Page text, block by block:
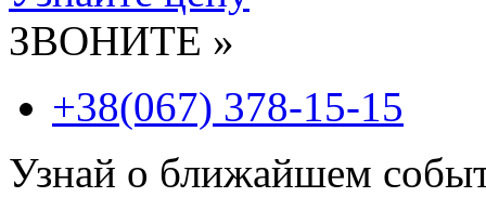
ЗВОНИТЕ »
+38(067) 378-15-15
Узнай о ближайшем